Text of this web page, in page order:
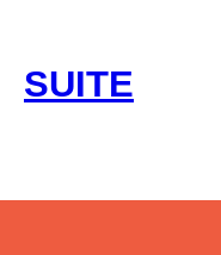
SUITE